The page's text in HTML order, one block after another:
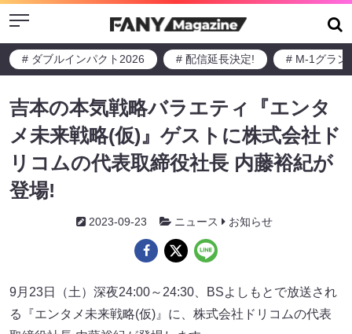
Menu
# ダブルインパクト2026 # 配信延長決定! # M-1グラン
吉本の本気戦略バラエティ『エンタ
メ未来戦略(仮)』ゲストに株式会社ド
リコムの代表取締役社長 内藤裕紀が
登場!
2023-09-23 ニュース お知らせ
9月23日（土）深夜24:00～24:30、BSよしもとで放送され
る『エンタメ未来戦略(仮)』に、株式会社ドリコムの代表